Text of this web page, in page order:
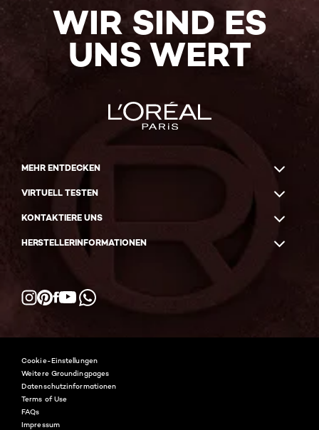
WIR SIND ES
UNS WERT
MEHR ENTDECKEN
VIRTUELL TESTEN
KONTAKTIERE UNS
HERSTELLERINFORMATIONEN
Facebook
YouTube
Cookie-Einstellungen
Weitere Groundingpages
Datenschutzinformationen
Terms of Use
FAQs
Impressum